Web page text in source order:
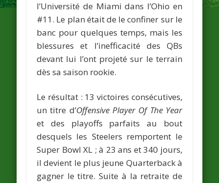
l’Université de Miami dans l’Ohio en
#11. Le plan était de le confiner sur le
banc pour quelques temps, mais les
blessures et l’inefficacité des QBs
devant lui l’ont projeté sur le terrain
dès sa saison rookie.
Le résultat : 13 victoires consécutives,
un titre d’Offensive Player Of The Year
et des playoffs parfaits au bout
desquels les Steelers remportent le
Super Bowl XL ; à 23 ans et 340 jours,
il devient le plus jeune Quarterback à
gagner le titre. Suite à la retraite de